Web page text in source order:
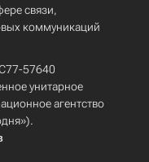
связи,
коммуникаций
57640
унитарное
агентство